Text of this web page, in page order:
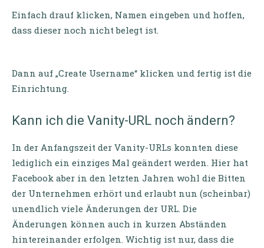
Einfach drauf klicken, Namen eingeben und hoffen,
dass dieser noch nicht belegt ist.
Dann auf „Create Username“ klicken und fertig ist die
Einrichtung.
Kann ich die Vanity-URL noch ändern?
In der Anfangszeit der Vanity-URLs konnten diese
lediglich ein einziges Mal geändert werden. Hier hat
Facebook aber in den letzten Jahren wohl die Bitten
der Unternehmen erhört und erlaubt nun (scheinbar)
unendlich viele Änderungen der URL. Die
Änderungen können auch in kurzen Abständen
hintereinander erfolgen. Wichtig ist nur, dass die